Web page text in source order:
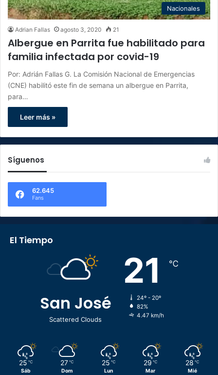
Nacionales
Adrian Fallas agosto 3, 2020 21
Albergue en Parrita fue habilitado para
familia infectada por covid-19
Por: Adrián Fallas G. La Comisión Nacional de Emergencias
(CNE) habilitó este fin de semana un albergue en Parrita,
para…
Leer más »
Síguenos
62.645
Fans
El Tiempo
San José
Scattered Clouds
21 ℃
24º - 20º
82%
4.47 km/h
25 ℃
Sáb
27 ℃
Dom
25 ℃
Lun
29 ℃
Mar
28 ℃
Mié